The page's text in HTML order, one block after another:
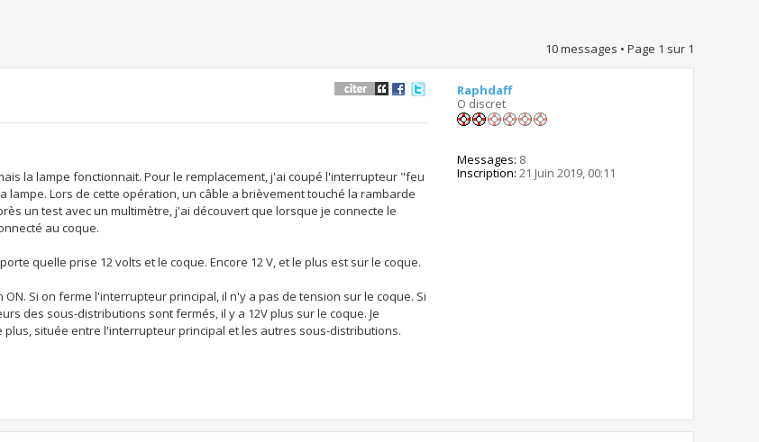
10 messages • Page 1 sur 1
la lampe fonctionnait. Pour le remplacement, j'ai coupé l'interrupteur "feu
Lors de cette opération, un câble a brièvement touché la rambarde
un test avec un multimètre, j'ai découvert que lorsque je connecte le
au coque.
quelle prise 12 volts et le coque. Encore 12 V, et le plus est sur le coque.
Si on ferme l'interrupteur principal, il n'y a pas de tension sur le coque. Si
des sous-distributions sont fermés, il y a 12V plus sur le coque. Je
située entre l'interrupteur principal et les autres sous-distributions.
Raphdaff
O discret
Messages: 8
Inscription: 21 Juin 2019, 00:11